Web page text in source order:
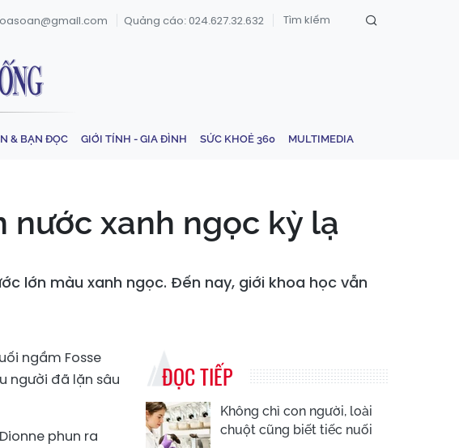
Quảng cáo: 024.627.32.632
& BẠN ĐỌC GIỚI TÍNH - GIA ĐÌNH SỨC KHOẺ 360 MULTIMEDIA
nước xanh ngọc kỳ lạ
lớn màu xanh ngọc. Đến nay, giới khoa học vẫn
ngầm Fosse
người đã lặn sâu
phun ra
ĐỌC TIẾP
Không chỉ con người, loài
chuột cũng biết tiếc nuối